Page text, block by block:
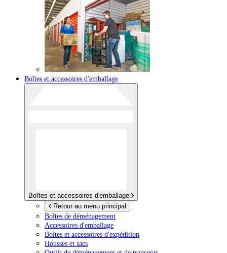
Boîtes et accessoires d'emballage
Boîtes et accessoires d'emballage
Retour au menu principal
Boîtes de déménagement
Accessoires d'emballage
Boîtes et accessoires d'expédition
Housses et sacs